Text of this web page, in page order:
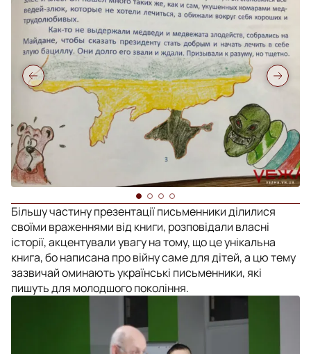
Більшу частину презентації письменники ділилися
своїми враженнями від книги, розповідали власні
історії, акцентували увагу на тому, що це унікальна
книга, бо написана про війну саме для дітей, а цю тему
зазвичай оминають українські письменники, які
пишуть для молодшого покоління.